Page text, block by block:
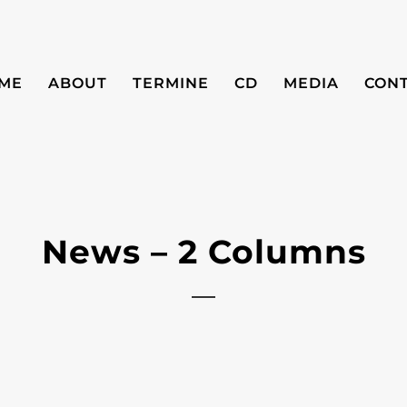
ABOUT TERMINE CD MEDIA
News – 2 Columns